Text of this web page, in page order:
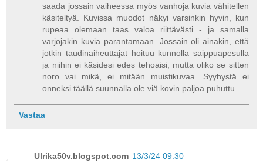
saada jossain vaiheessa myös vanhoja kuvia vähitellen
käsiteltyä. Kuvissa muodot näkyi varsinkin hyvin, kun
rupeaa olemaan taas valoa riittävästi - ja samalla
varjojakin kuvia parantamaan. Jossain oli ainakin, että
jotkin taudinaiheuttajat hoituu kunnolla saippuapesulla
ja niihin ei käsidesi edes tehoaisi, mutta oliko se sitten
noro vai mikä, ei mitään muistikuvaa. Syyhystä ei
onneksi täällä suunnalla ole viä kovin paljoa puhuttu...
Vastaa
Ulrika50v.blogspot.com 13/3/24 09:30